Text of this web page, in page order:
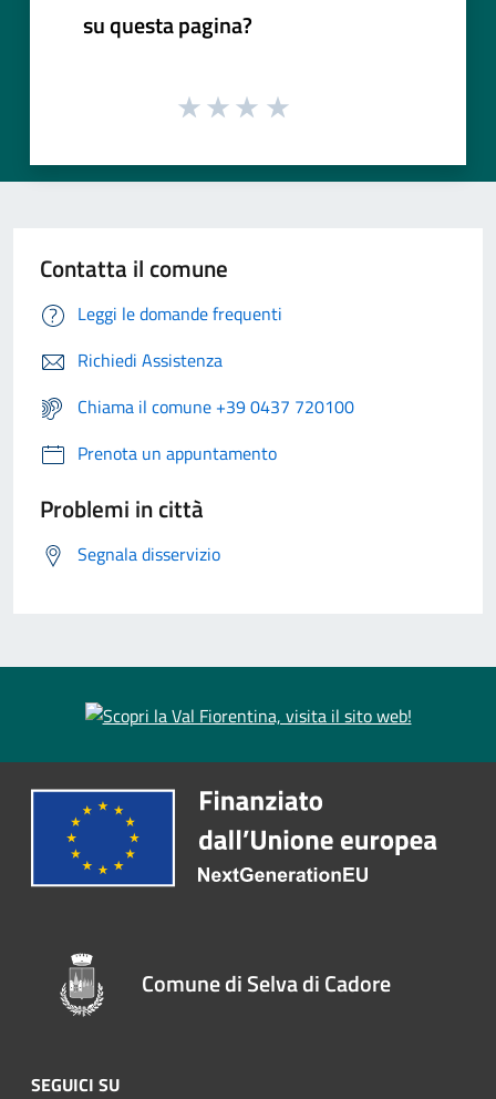
su questa pagina?
Contatta il comune
Leggi le domande frequenti
Richiedi Assistenza
Chiama il comune +39 0437 720100
Prenota un appuntamento
Problemi in città
Segnala disservizio
Comune di Selva di Cadore
SEGUICI SU